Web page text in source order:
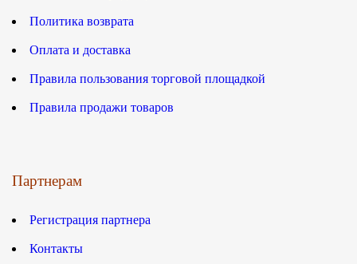
Политика возврата
Оплата и доставка
Правила пользования торговой площадкой
Правила продажи товаров
Партнерам
Регистрация партнера
Контакты